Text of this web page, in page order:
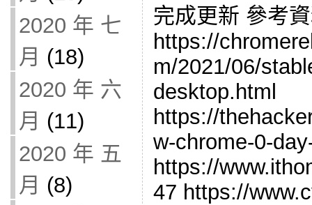
2020 年 七
月 (18)
2020 年 六
月 (11)
2020 年 五
月 (8)
完成更新 參考
https://
m/2021/06/
desktop.html
https://
w-chrome-0-
https://
47 https://